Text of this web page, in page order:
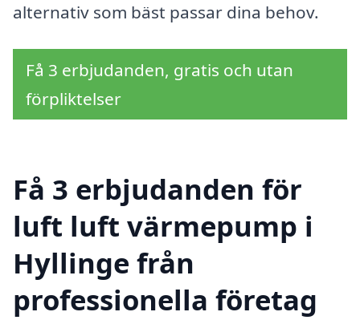
alternativ som bäst passar dina behov.
Få 3 erbjudanden, gratis och utan
förpliktelser
Få 3 erbjudanden för
luft luft värmepump i
Hyllinge från
professionella företag